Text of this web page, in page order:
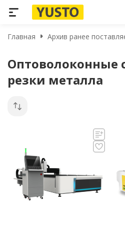
Главная Архив ранее
Оптоволоконные
резки металла